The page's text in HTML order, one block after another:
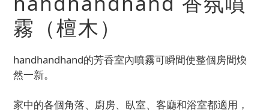
霧（檀木）
handhandhand的芳香室內噴霧可瞬間使整個房間煥
然一新。
家中的各個角落、廚房、臥室、客廳和浴室都適用，